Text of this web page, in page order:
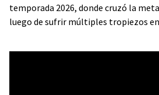
temporada 2026, donde cruzó la
luego de sufrir múltiples tropiezos